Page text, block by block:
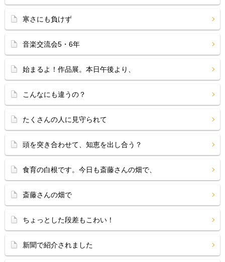
寒さにも負けず
音楽交流会5・6年
始まるよ！作品展。本日午後より、
こんなにも違うの？
たくさんの人に見守られて
頭を突き合わせて、知恵を出し合う？
食育の白根です。今日も斎藤さんの畑で、
斎藤さんの畑で
ちょっとした段差もこわい！
新聞で紹介されました